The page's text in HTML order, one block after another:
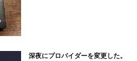
深夜にプロバイダーを変更した。